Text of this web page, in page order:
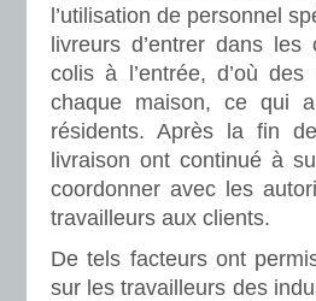
l’utilisation de personnel
livreurs d’entrer dans
colis à l’entrée, d’où
chaque maison, ce qui
résidents. Après la fin
livraison ont continué à
coordonner avec les
travailleurs aux clients.
De tels facteurs ont
sur les travailleurs des